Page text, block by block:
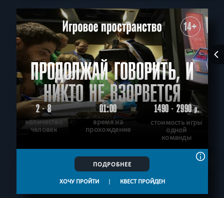
14+
ПРОДОЛЖАЙ ГОВОРИТЬ, И
НИКТО НЕ ВЗОРВЕТСЯ
2 - 8
количество
человек
01:00
время на
прохождение
1490 - 2990р.
стоимость игры
одной
команды
ПОДРОБНЕЕ
ХОЧУ ПРОЙТИ | КВЕСТ ПРОЙДЕН